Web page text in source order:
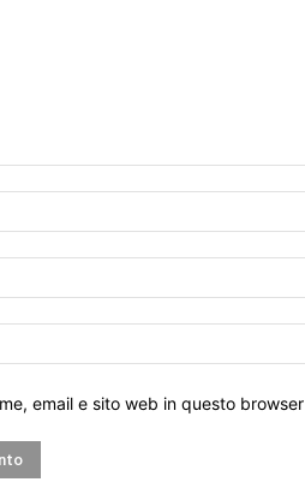
email e sito web in questo